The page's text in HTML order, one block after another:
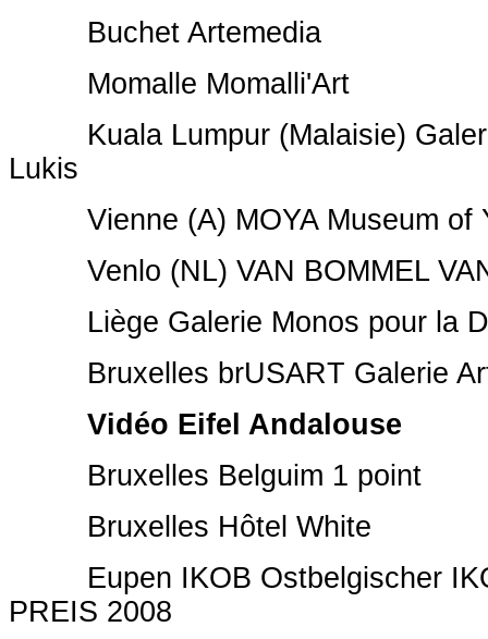
Buchet Artemedia
Momalle Momalli'Art
Kuala Lumpur (Malaisie)
Lukis
Vienne (A) MOYA Museum of
Venlo (NL) VAN BOMMEL
Liège Galerie Monos pour la
Bruxelles brUSART Galerie
Vidéo Eifel Andalouse
Bruxelles Belguim 1 point
Bruxelles Hôtel White
Eupen IKOB Ostbelgischer
PREIS 2008